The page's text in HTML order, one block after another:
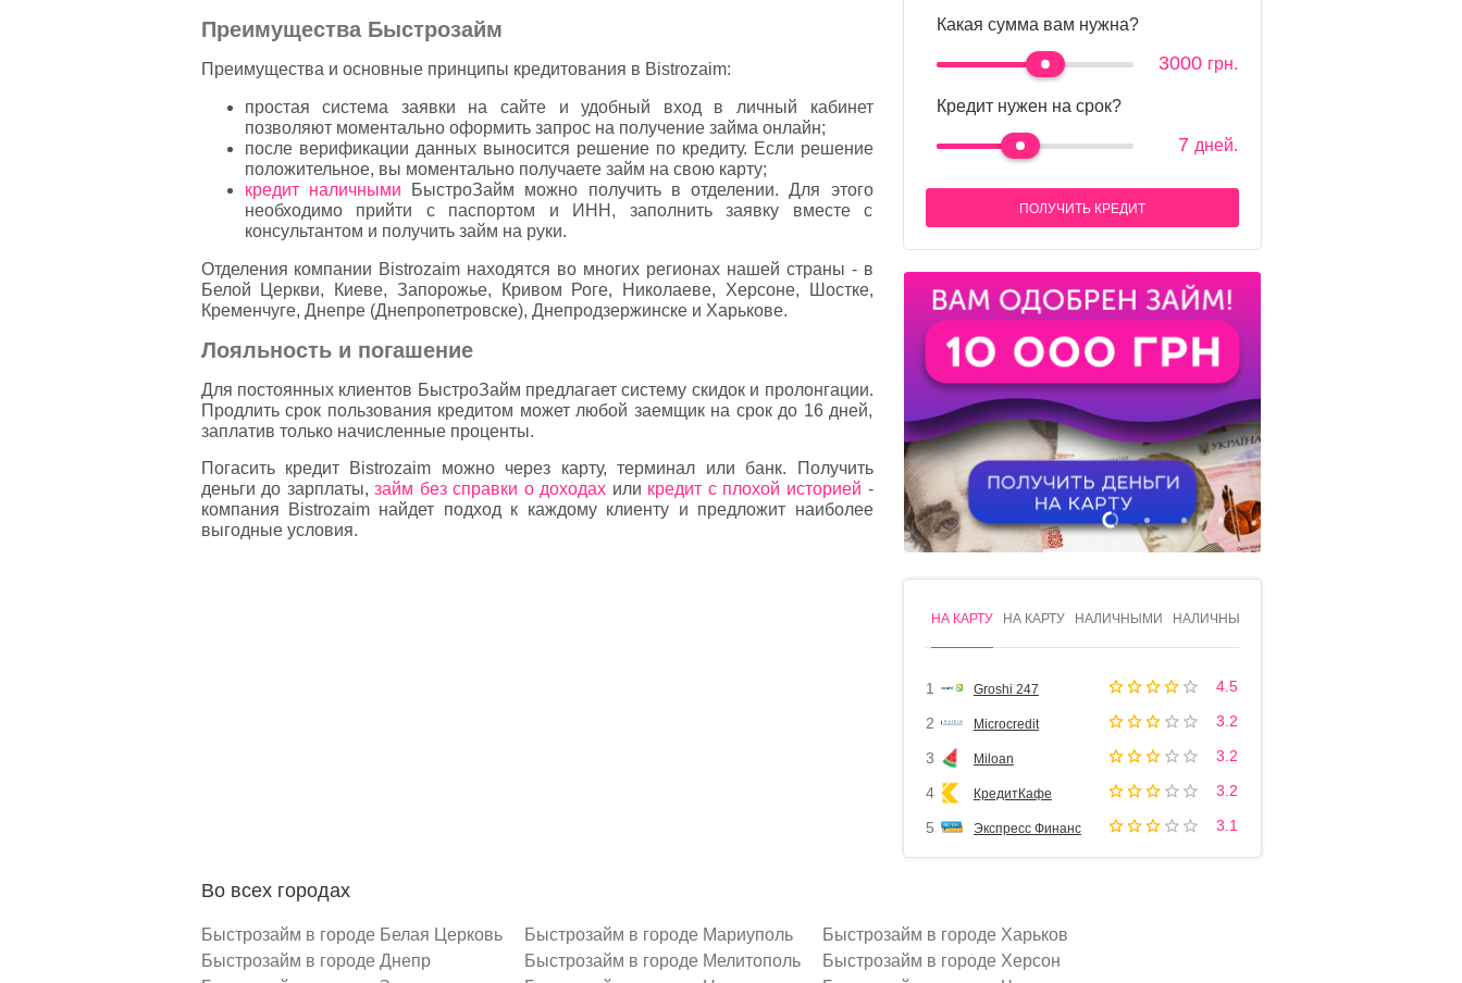
Преимущества Быстрозайм
Преимущества и основные принципы кредитования в Bistrozaim:
простая система заявки на сайте и удобный вход в личный кабинет
позволяют моментально оформить запрос на получение займа онлайн;
после верификации данных выносится решение по кредиту. Если решение
положительное, вы моментально получаете займ на свою карту;
кредит наличными БыстроЗайм можно получить в отделении. Для этого
необходимо прийти с паспортом и ИНН, заполнить заявку вместе с
консультантом и получить займ на руки.
Отделения компании Bistrozaim находятся во многих регионах нашей страны - в
Белой Церкви, Киеве, Запорожье, Кривом Роге, Николаеве, Херсоне, Шостке,
Кременчуге, Днепре (Днепропетровске), Днепродзержинске и Харькове.
Лояльность и погашение
Для постоянных клиентов БыстроЗайм предлагает систему скидок и пролонгации.
Продлить срок пользования кредитом может любой заемщик на срок до 16 дней,
заплатив только начисленные проценты.
Погасить кредит Bistrozaim можно через карту, терминал или банк. Получить
деньги до зарплаты,займ без справки о доходах или кредит с плохой историей -
компания Bistrozaim найдет подход к каждому клиенту и предложит наиболее
выгодные условия.
Какая сумма вам нужна?
3000 грн.
Кредит нужен на срок?
7 дней.
ПОЛУЧИТЬ КРЕДИТ
1 2 3 4
НА КАРТУ НА КАРТУ НАЛИЧНЫМИ НАЛИЧНЫМИ
1 Groshi 247 4.5
2 Microcredit 3.2
3 Miloan 3.2
4 КредитКафе 3.2
5 Экспресс Финанс 3.1
Во всех городах
Быстрозайм в городе Белая Церковь
Быстрозайм в городе Днепр
Быстрозайм в городе Мариуполь
Быстрозайм в городе Мелитополь
Быстрозайм в городе Харьков
Быстрозайм в городе Херсон